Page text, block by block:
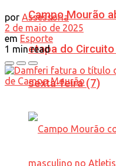
Campo Mourão
etapa do
sexta-feira (7)
por Assessoria
2 de maio de 2025
em Esporte
1 min read